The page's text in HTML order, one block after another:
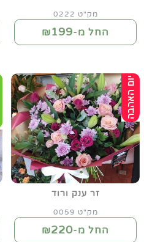
מק"ט 0222
החל מ-₪199
זר ענק ורוד
מק"ט 0059
החל מ-₪220